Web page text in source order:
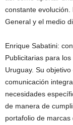
constante
General y el medio
Enrique Sabatini:
Publicitarias para
Uruguay. Su
comunicación
necesidades
de manera de
portafolio de